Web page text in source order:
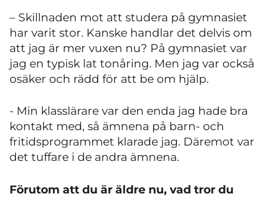
– Skillnaden mot att studera på gymnasiet
har varit stor. Kanske handlar det delvis om
att jag är mer vuxen nu? På gymnasiet var
jag en typisk lat tonåring. Men jag var också
osäker och rädd för att be om hjälp.
- Min klasslärare var den enda jag hade bra
kontakt med, så ämnena på barn- och
fritidsprogrammet klarade jag. Däremot var
det tuffare i de andra ämnena.
Förutom att du är äldre nu, vad tror du